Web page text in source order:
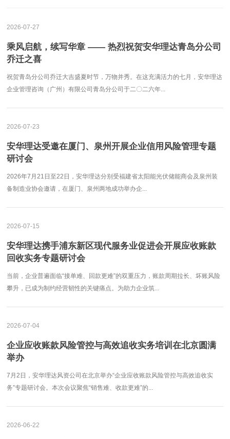
2026-07-27
乘风启航，续写华章 —— 热烈祝贺安华理达青岛分公司
乔迁之喜
祝贺青岛分公司乔迁大吉盛夏时节，万物并秀。在这充满活力的七月，安华理达
企业管理咨询（广州）有限公司青岛分公司于二〇二六年...
2026-07-23
安华理达受邀在厦门、泉州开展企业信用风险管理专题
研讨会
2026年7月21日至22日，安华理达分别受福建省太阳能光伏储能商会及泉州装
备制造业协会邀请，在厦门、泉州两地成功举办企...
2026-07-15
安华理达携手浦东新区现代服务业促进会开展应收账款
回收实务专题研讨会
当前，企业普遍面临“接单难、回款更难”的双重压力，账款周期拉长、坏账风险
攀升，已成为制约经营韧性的关键痛点。为助力企业筑...
2026-07-04
企业应收账款风险管控与高效追收实务培训在北京圆满
举办
7月2日，安华理达风资公司在北京举办“企业应收账款风险管控与高效追收实
务”专题研讨会。本次会议聚焦“销售难、收款更难”的...
2026-06-22